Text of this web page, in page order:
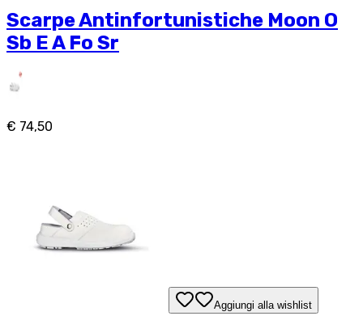
Scarpe Antinfortunistiche Moon O
Sb E A Fo Sr
€ 74,50
Aggiungi alla wishlist